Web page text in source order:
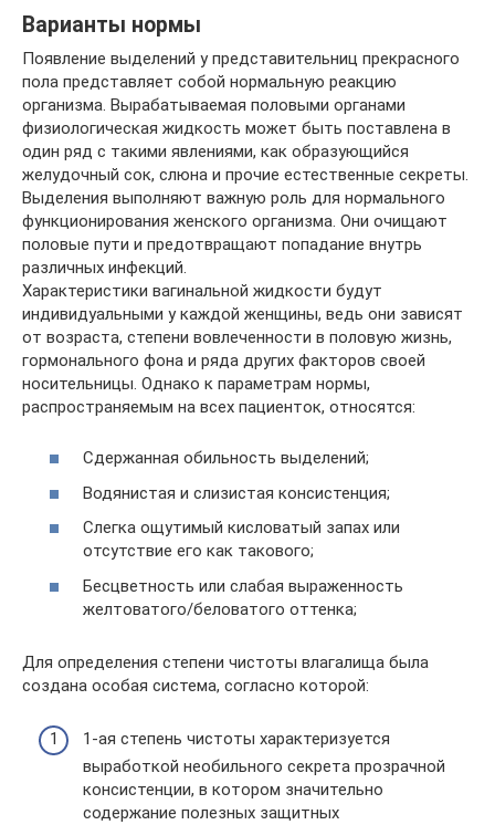
Варианты нормы
Появление выделений у представительниц прекрасного
пола представляет собой нормальную реакцию
организма. Вырабатываемая половыми органами
физиологическая жидкость может быть поставлена в
один ряд с такими явлениями, как образующийся
желудочный сок, слюна и прочие естественные секреты.
Выделения выполняют важную роль для нормального
функционирования женского организма. Они очищают
половые пути и предотвращают попадание внутрь
различных инфекций.
Характеристики вагинальной жидкости будут
индивидуальными у каждой женщины, ведь они зависят
от возраста, степени вовлеченности в половую жизнь,
гормонального фона и ряда других факторов своей
носительницы. Однако к параметрам нормы,
распространяемым на всех пациенток, относятся:
Сдержанная обильность выделений;
Водянистая и слизистая консистенция;
Слегка ощутимый кисловатый запах или
отсутствие его как такового;
Бесцветность или слабая выраженность
желтоватого/беловатого оттенка;
Для определения степени чистоты влагалища была
создана особая система, согласно которой:
1-ая степень чистоты характеризуется
выработкой необильного секрета прозрачной
консистенции, в котором значительно
содержание полезных защитных